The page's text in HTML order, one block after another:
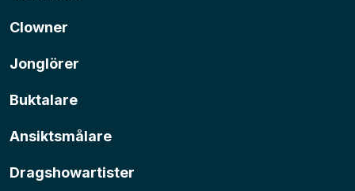
Clowner
Jonglörer
Buktalare
Ansiktsmålare
Dragshowartister